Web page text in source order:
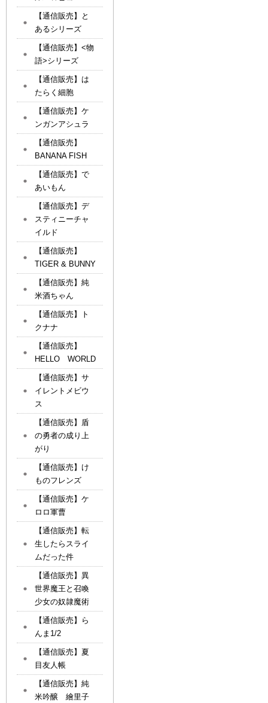
【通信販売】と
あるシリーズ
【通信販売】<物
語>シリーズ
【通信販売】は
たらく細胞
【通信販売】ケ
ンガンアシュラ
【通信販売】
BANANA FISH
【通信販売】で
あいもん
【通信販売】デ
スティニーチャ
イルド
【通信販売】
TIGER & BUNNY
【通信販売】純
米酒ちゃん
【通信販売】ト
クナナ
【通信販売】
HELLO WORLD
【通信販売】サ
イレントメビウ
ス
【通信販売】盾
の勇者の成り上
がり
【通信販売】け
ものフレンズ
【通信販売】ケ
ロロ軍曹
【通信販売】転
生したらスライ
ムだった件
【通信販売】異
世界魔王と召喚
少女の奴隷魔術
【通信販売】ら
んま1/2
【通信販売】夏
目友人帳
【通信販売】純
米吟醸 繪里子